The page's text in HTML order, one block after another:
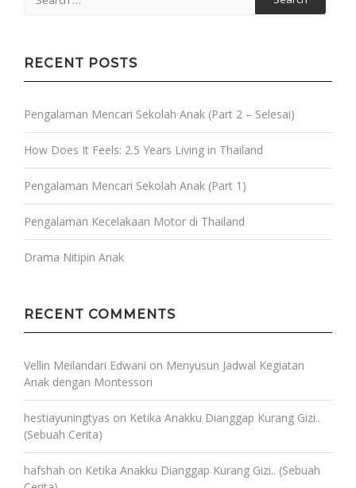
for:
RECENT POSTS
Pengalaman Mencari Sekolah Anak (Part 2 – Selesai)
How Does It Feels: 2.5 Years Living in Thailand
Pengalaman Mencari Sekolah Anak (Part 1)
Pengalaman Kecelakaan Motor di Thailand
Drama Nitipin Anak
RECENT COMMENTS
Vellin Meilandari Edwani on Menyusun Jadwal Kegiatan
Anak dengan Montessori
hestiayuningtyas on Ketika Anakku Dianggap Kurang Gizi..
(Sebuah Cerita)
hafshah on Ketika Anakku Dianggap Kurang Gizi.. (Sebuah